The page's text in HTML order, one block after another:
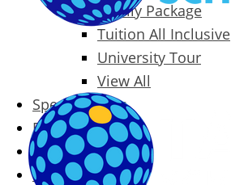
Family Package
Tuition All Inclusive
University Tour
View All
Special Offers
Prices
Blog
Contact